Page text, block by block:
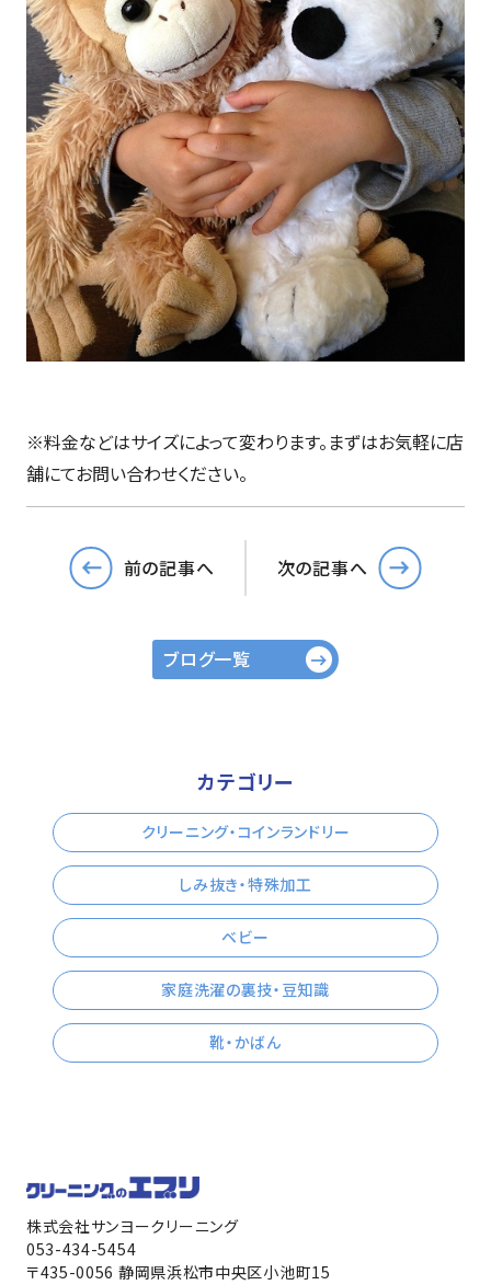
※料金などはサイズによって変わります。まずはお気軽に店
舗にてお問い合わせください。
前の記事へ 次の記事へ
ブログ一覧
カテゴリー
クリーニング・コインランドリー
しみ抜き・特殊加工
ベビー
家庭洗濯の裏技・豆知識
靴・かばん
株式会社サンヨークリーニング
053-434-5454
〒435-0056 静岡県浜松市中央区小池町15